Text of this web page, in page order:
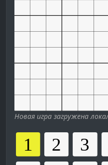
Новая игра загружена